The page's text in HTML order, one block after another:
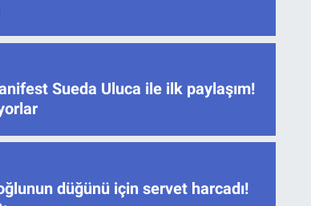
Sueda Uluca ile ilk paylaşım!
düğünü için servet harcadı!